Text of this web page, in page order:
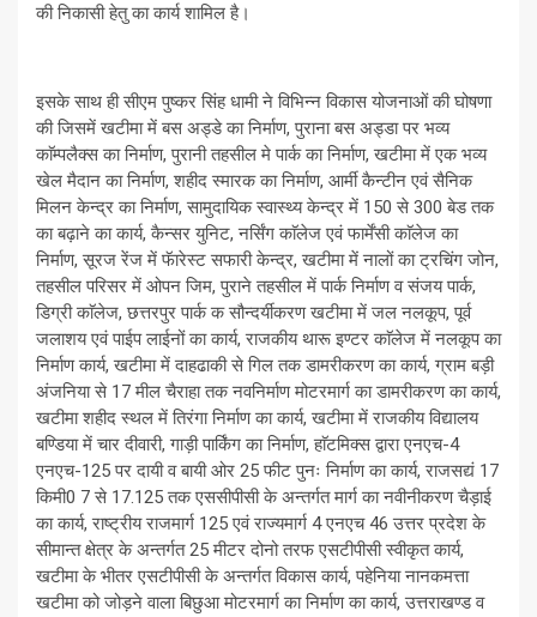
की निकासी हेतु का कार्य शामिल है।
इसके साथ ही सीएम पुष्कर सिंह धामी ने विभिन्न विकास योजनाओं की घोषणा
की जिसमें खटीमा में बस अड्डे का निर्माण, पुराना बस अड्डा पर भव्य
काॅम्पलैक्स का निर्माण, पुरानी तहसील मे पार्क का निर्माण, खटीमा में एक भव्य
खेल मैदान का निर्माण, शहीद स्मारक का निर्माण, आर्मी कैन्टीन एवं सैनिक
मिलन केन्द्र का निर्माण, सामुदायिक स्वास्थ्य केन्द्र में 150 से 300 बेड तक
का बढ़ाने का कार्य, कैन्सर युनिट, नर्सिंग काॅलेज एवं फार्मेंसी काॅलेज का
निर्माण, सूरज रेंज में फॅारेस्ट सफारी केन्द्र, खटीमा में नालों का ट्रचिंग जोन,
तहसील परिसर में ओपन जिम, पुराने तहसील में पार्क निर्माण व संजय पार्क,
डिग्री काॅलेज, छत्तरपुर पार्क क सौन्दर्यीकरण खटीमा में जल नलकूप, पूर्व
जलाशय एवं पाईप लाईनों का कार्य, राजकीय थारू इण्टर काॅलेज में नलकूप का
निर्माण कार्य, खटीमा में दाहढाकी से गिल तक डामरीकरण का कार्य, ग्राम बड़ी
अंजनिया से 17 मील चैराहा तक नवनिर्माण मोटरमार्ग का डामरीकरण का कार्य,
खटीमा शहीद स्थल में तिरंगा निर्माण का कार्य, खटीमा में राजकीय विद्यालय
बण्डिया में चार दीवारी, गाड़ी पार्किंग का निर्माण, हाॅटमिक्स द्वारा एनएच-4
एनएच-125 पर दायी व बायी ओर 25 फीट पुनः निर्माण का कार्य, राजसद्यं 17
किमी0 7 से 17.125 तक एससीपीसी के अन्तर्गत मार्ग का नवीनीकरण चैड़ाई
का कार्य, राष्ट्रीय राजमार्ग 125 एवं राज्यमार्ग 4 एनएच 46 उत्तर प्रदेश के
सीमान्त क्षेत्र के अन्तर्गत 25 मीटर दोनो तरफ एसटीपीसी स्वीकृत कार्य,
खटीमा के भीतर एसटीपीसी के अन्तर्गत विकास कार्य, पहेनिया नानकमत्ता
खटीमा को जोड़ने वाला बिछुआ मोटरमार्ग का निर्माण का कार्य, उत्तराखण्ड व